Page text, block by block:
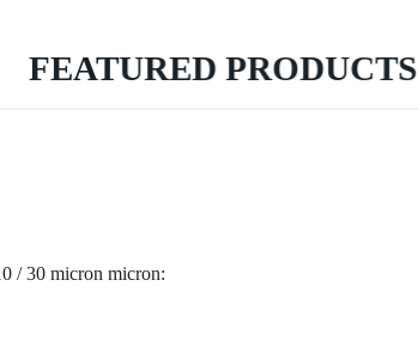
FEATURED PRODUCTS
/ 30 micron micron: